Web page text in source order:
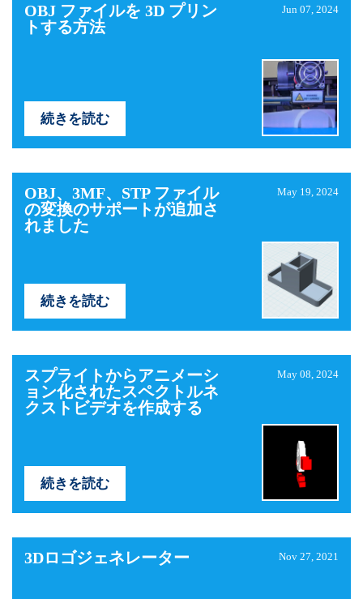
OBJ ファイルを 3D プリン
トする方法
Jun 07, 2024
続きを読む
OBJ、3MF、STP ファイル
の変換のサポートが追加さ
れました
May 19, 2024
続きを読む
スプライトからアニメーシ
ョン化されたスペクトルネ
クストビデオを作成する
May 08, 2024
続きを読む
3Dロゴジェネレーター Nov 27, 2021